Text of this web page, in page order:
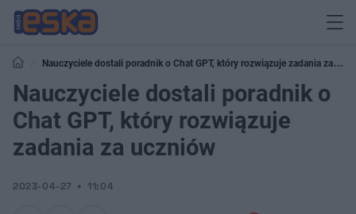
Nauczyciele dostali poradnik o Chat GPT, który rozwiązuje zadania za
uczniów
Nauczyciele dostali poradnik o
Chat GPT, który rozwiązuje
zadania za uczniów
2023-04-27 11:04